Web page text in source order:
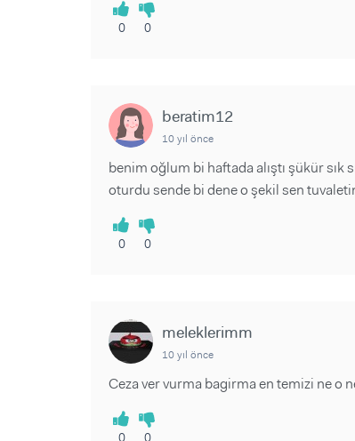
0 0
beratim12
10 yıl önce
benim oğlum bi haftada alıştı şükür sık
oturdu sende bi dene o şekil sen
0 0
meleklerimm
10 yıl önce
Ceza ver vurma bagirma en temizi ne o
0 0